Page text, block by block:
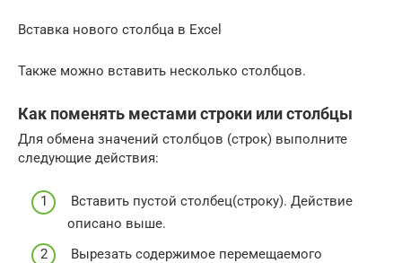
Вставка нового столбца в Excel
Также можно вставить несколько столбцов.
Как поменять местами строки или столбцы
Для обмена значений столбцов (строк) выполните
следующие действия:
Вставить пустой столбец(строку). Действие
описано выше.
Вырезать содержимое перемещаемого